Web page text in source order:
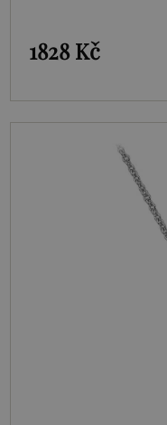
1828 Kč